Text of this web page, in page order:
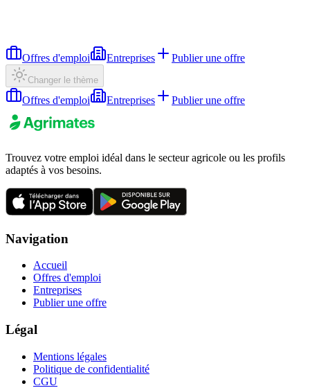
Offres d'emploi Entreprises Publier une offre
Changer le thème
Offres d'emploi Entreprises Publier une offre
Trouvez votre emploi idéal dans le secteur agricole ou les profils
adaptés à vos besoins.
Navigation
Accueil
Offres d'emploi
Entreprises
Publier une offre
Légal
Mentions légales
Politique de confidentialité
CGU